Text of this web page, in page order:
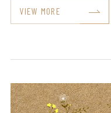
VIEW MORE